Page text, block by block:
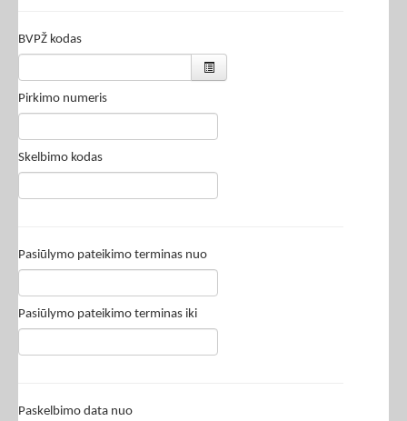
BVPŽ kodas
Pirkimo numeris
Skelbimo kodas
Pasiūlymo pateikimo terminas nuo
Pasiūlymo pateikimo terminas iki
Paskelbimo data nuo